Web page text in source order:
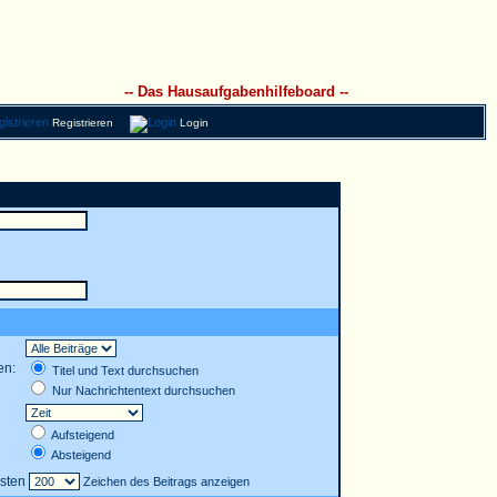
-- Das Hausaufgabenhilfeboard --
Registrieren Login
Titel und Text durchsuchen
Nur Nachrichtentext durchsuchen
Aufsteigend
Absteigend
Zeichen des Beitrags anzeigen